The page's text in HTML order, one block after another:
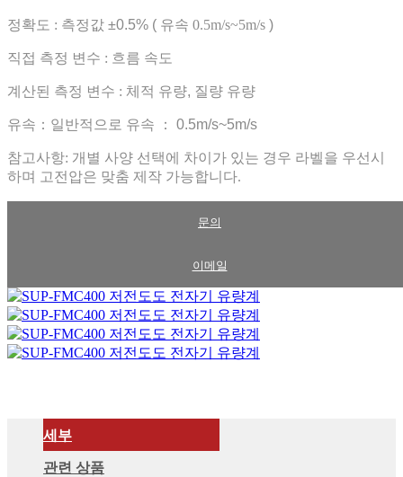
정확도 : 측정값 ±0.5% ( 유속 0.5m/s~5m/s )
직접 측정 변수 : 흐름 속도
계산된 측정 변수 : 체적 유량, 질량 유량
유속：일반적으로 유속 ： 0.5m/s~5m/s
참고사항: 개별 사양 선택에 차이가 있는 경우 라벨을 우선시
하며 고전압은 맞춤 제작 가능합니다.
문의
이메일
세부
관련 상품